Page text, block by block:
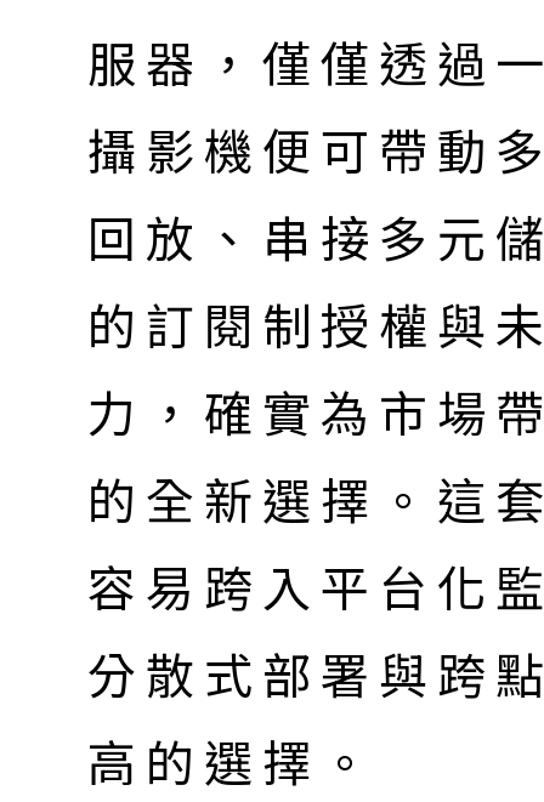
服器，僅僅透
攝影機便可帶動
回放、串接多元
的訂閱制授權與
力，確實為市場
的全新選擇。這
容易跨入平台化
分散式部署與跨
高的選擇。